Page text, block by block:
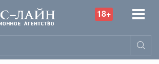
18+